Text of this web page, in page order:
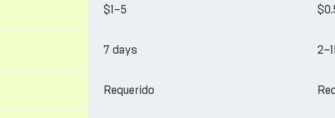
$1–5
7 days
Requerido